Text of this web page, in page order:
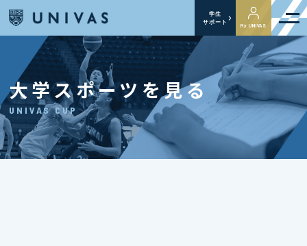
学生
サポート
My UNIVAS
大学スポーツを見る
UNIVAS CUP